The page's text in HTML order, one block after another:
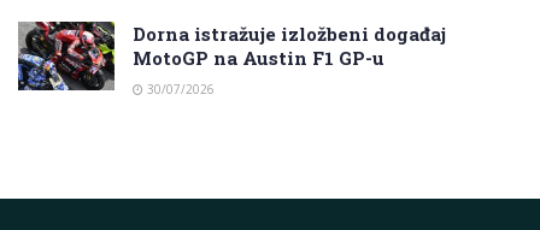
Dorna istražuje izložbeni događaj
MotoGP na Austin F1 GP-u
30/07/2026